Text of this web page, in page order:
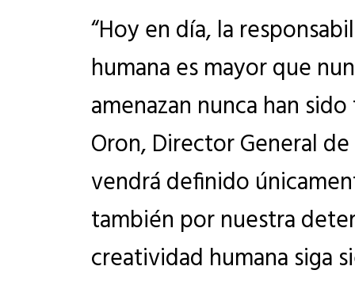
“Hoy en día, la
humana es mayor que
amenazan nunca han
Oron, Director General
vendrá definido
también por nuestra
creatividad humana siga